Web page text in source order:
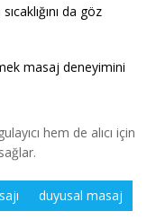
da göz
masaj deneyimini
hem de alıcı için
duyusal masaj